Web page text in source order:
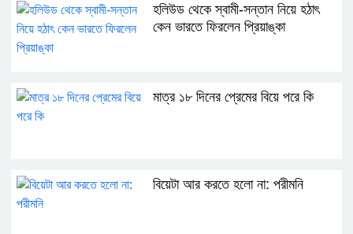
হলিউড থেকে স্বামী-সন্তান নিয়ে হঠাৎ
কেন ভারতে ফিরলেন প্রিয়াঙ্কা
মাত্র ১৮ দিনের প্রেমের বিয়ে পরে কি
বিয়েটা আর করতে হলো না: পরীমনি